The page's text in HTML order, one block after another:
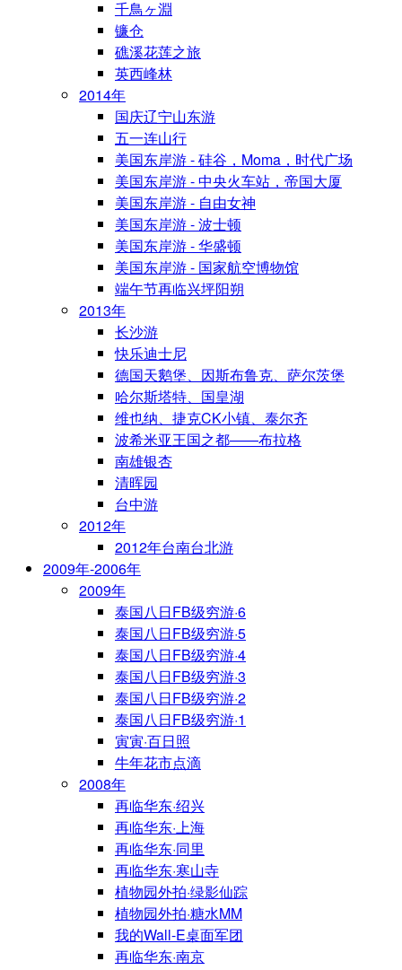
千鳥ヶ淵
镰仓
礁溪花莲之旅
英西峰林
2014年
国庆辽宁山东游
五一连山行
美国东岸游 - 硅谷，Moma，时代广场
美国东岸游 - 中央火车站，帝国大厦
美国东岸游 - 自由女神
美国东岸游 - 波士顿
美国东岸游 - 华盛顿
美国东岸游 - 国家航空博物馆
端午节再临兴坪阳朔
2013年
长沙游
快乐迪士尼
德国天鹅堡、因斯布鲁克、萨尔茨堡
哈尔斯塔特、国皇湖
维也纳、捷克CK小镇、泰尔齐
波希米亚王国之都——布拉格
南雄银杏
清晖园
台中游
2012年
2012年台南台北游
2009年-2006年
2009年
泰国八日FB级穷游·6
泰国八日FB级穷游·5
泰国八日FB级穷游·4
泰国八日FB级穷游·3
泰国八日FB级穷游·2
泰国八日FB级穷游·1
寅寅·百日照
牛年花市点滴
2008年
再临华东·绍兴
再临华东·上海
再临华东·同里
再临华东·寒山寺
植物园外拍·绿影仙踪
植物园外拍·糖水MM
我的Wall-E桌面军团
再临华东·南京